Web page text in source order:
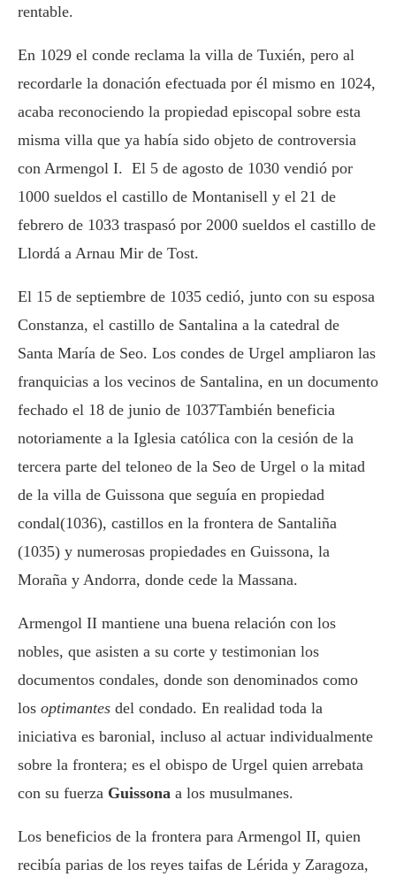
rentable.
En 1029 el conde reclama la villa de Tuxién, pero al
recordarle la donación efectuada por él mismo en 1024,
acaba reconociendo la propiedad episcopal sobre esta
misma villa que ya había sido objeto de controversia
con Armengol I. El 5 de agosto de 1030 vendió por
1000 sueldos el castillo de Montanisell y el 21 de
febrero de 1033 traspasó por 2000 sueldos el castillo de
Llordá a Arnau Mir de Tost.
El 15 de septiembre de 1035 cedió, junto con su esposa
Constanza, el castillo de Santalina a la catedral de
Santa María de Seo. Los condes de Urgel ampliaron las
franquicias a los vecinos de Santalina, en un documento
fechado el 18 de junio de 1037También beneficia
notoriamente a la Iglesia católica con la cesión de la
tercera parte del teloneo de la Seo de Urgel o la mitad
de la villa de Guissona que seguía en propiedad
condal(1036), castillos en la frontera de Santaliña
(1035) y numerosas propiedades en Guissona, la
Moraña y Andorra, donde cede la Massana.
Armengol II mantiene una buena relación con los
nobles, que asisten a su corte y testimonian los
documentos condales, donde son denominados como
los optimantes del condado. En realidad toda la
iniciativa es baronial, incluso al actuar individualmente
sobre la frontera; es el obispo de Urgel quien arrebata
con su fuerza Guissona a los musulmanes.
Los beneficios de la frontera para Armengol II, quien
recibía parias de los reyes taifas de Lérida y Zaragoza,